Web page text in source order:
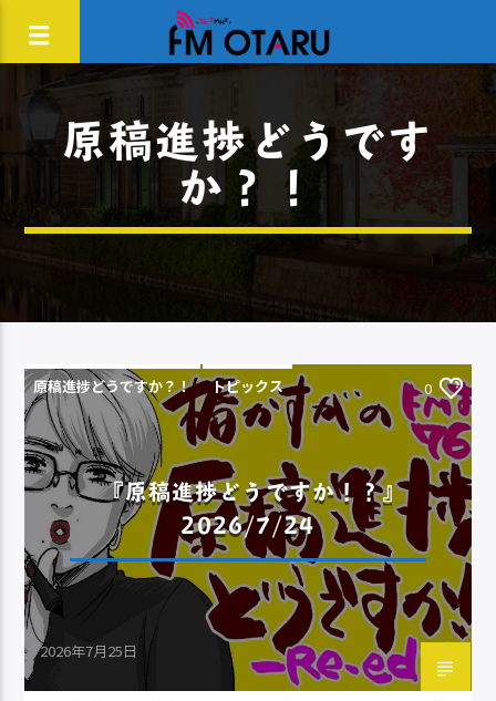
原稿進捗どうです
か？！
原稿進捗どうですか？！ トピックス 0
『原稿進捗どうですか！？』
2026/7/24
2026年7月25日